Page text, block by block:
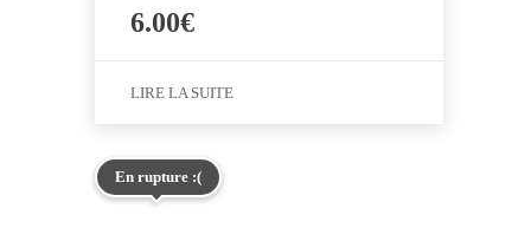
6.00€
LIRE LA SUITE
En rupture :(